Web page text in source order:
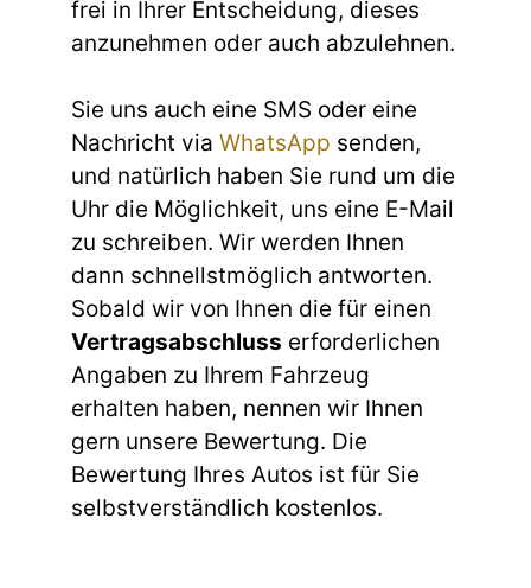
frei in Ihrer Entscheidung, dieses
anzunehmen oder auch abzulehnen.
Sie uns auch eine SMS oder eine
Nachricht via WhatsApp senden,
und natürlich haben Sie rund um die
Uhr die Möglichkeit, uns eine E-Mail
zu schreiben. Wir werden Ihnen
dann schnellstmöglich antworten.
Sobald wir von Ihnen die für einen
Vertragsabschluss erforderlichen
Angaben zu Ihrem Fahrzeug
erhalten haben, nennen wir Ihnen
gern unsere Bewertung. Die
Bewertung Ihres Autos ist für Sie
selbstverständlich kostenlos.